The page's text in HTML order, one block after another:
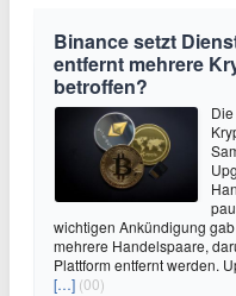
Binance setzt
entfernt mehrere
betroffen?
wichtigen Ankündigung
mehrere Handelspaare,
Plattform entfernt werden.
[…] (00)